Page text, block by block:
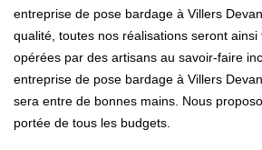
entreprise de pose bardage à Villers
qualité, toutes nos réalisations seront
opérées par des artisans au savoir-faire
entreprise de pose bardage à Villers
sera entre de bonnes mains. Nous
portée de tous les budgets.